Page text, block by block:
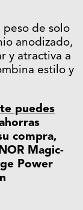
de solo
anodizado,
y atractiva a
estilo y
te puedes
compra,
Magic-
Power